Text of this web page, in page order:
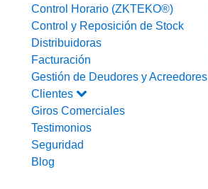
Control Horario (ZKTEKO®)
Control y Reposición de Stock
Distribuidoras
Facturación
Gestión de Deudores y Acreedores
Clientes
Giros Comerciales
Testimonios
Seguridad
Blog